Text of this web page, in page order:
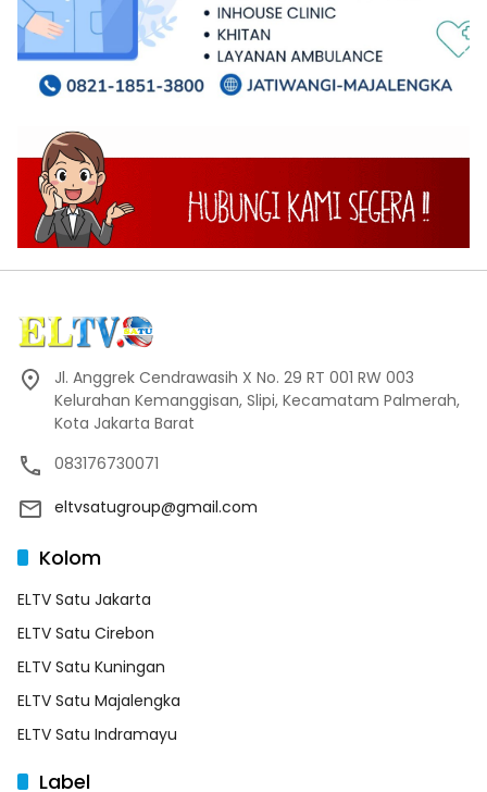
Jl. Anggrek Cendrawasih X No. 29 RT 001 RW 003
Kelurahan Kemanggisan, Slipi, Kecamatam Palmerah,
Kota Jakarta Barat
083176730071
eltvsatugroup@gmail.com
Kolom
ELTV Satu Jakarta
ELTV Satu Cirebon
ELTV Satu Kuningan
ELTV Satu Majalengka
ELTV Satu Indramayu
Label